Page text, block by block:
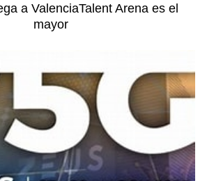
a ValenciaTalent Arena es el
mayor